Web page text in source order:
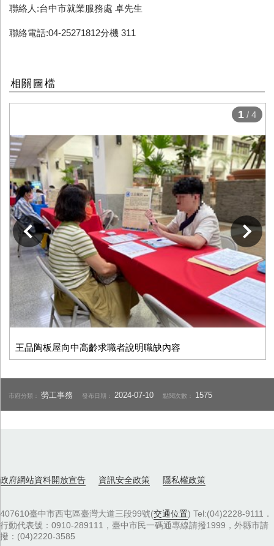
聯絡人:台中市就業服務處 卓先生
聯絡電話:04-25271812分機 311
相關圖檔
王品陶板屋向中高齡求職者說明職缺內容
下一張
1 / 4
市府分類：勞工事務 發布日期：2024-07-10 點閱次數： 1575
政府網站資料開放宣告 資訊安全政策 隱私權政策
407610臺中市西屯區臺灣大道三段99號(交通位置) Tel:(04)2228-9111．
行動代表號：0910-289111，臺中市民一碼通專線請撥1999，外縣市請
撥：(04)2220-3585